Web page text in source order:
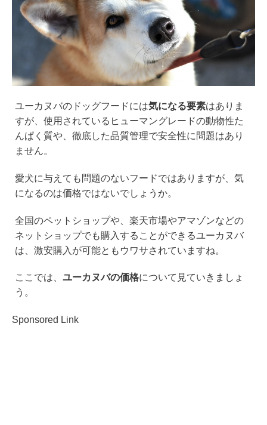
ユーカヌバのドッグフードには気になる要素はありま
すが、使用されているヒューマングレードの動物性た
んぱく質や、徹底した品質管理で安全性に問題はあり
ません。
愛犬に与えても問題のないフードではありますが、気
になるのは価格ではないでしょうか。
全国のペットショップや、楽天市場やアマゾンなどの
ネットショップでも購入することができるユーカヌバ
は、激安購入が可能ともウワサされていますね。
ここでは、 ユーカヌバの価格について見ていきましょ
う。
Sponsored Link